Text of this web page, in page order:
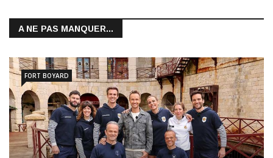
A NE PAS MANQUER...
FORT BOYARD